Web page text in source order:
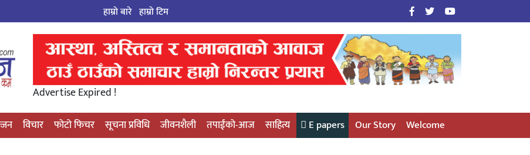
हाम्रो बारे हाम्राे टिम
Advertise Expired !
विचार फोटो फिचर सूचना प्रविधि जीवनशैली तपाईंको-आज साहित्य E papers Our Story Welcome